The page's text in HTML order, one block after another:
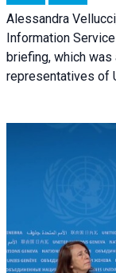
Alessandra
Information
briefing, which
representatives of